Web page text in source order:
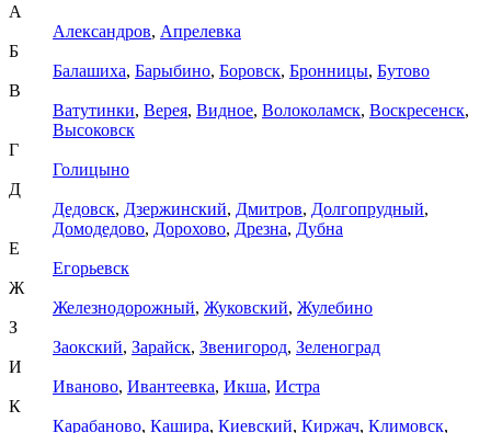
А
Александров, Апрелевка
Б
Балашиха, Барыбино, Боровск, Бронницы, Бутово
В
Ватутинки, Верея, Видное, Волоколамск, Воскресенск,
Высоковск
Г
Голицыно
Д
Дедовск, Дзержинский, Дмитров, Долгопрудный,
Домодедово, Дорохово, Дрезна, Дубна
Е
Егорьевск
Ж
Железнодорожный, Жуковский, Жулебино
З
Заокский, Зарайск, Звенигород, Зеленоград
И
Иваново, Ивантеевка, Икша, Истра
К
Карабаново, Кашира, Киевский, Киржач, Климовск,